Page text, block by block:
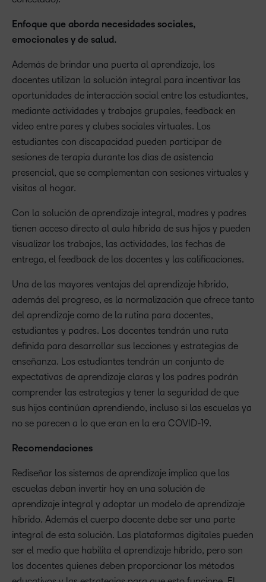
Enfoque que aborda necesidades sociales,
emocionales y de salud.
Además de brindar una puerta al aprendizaje, los
docentes utilizan la solución integral para incentivar las
oportunidades de interacción social entre los estudiantes,
mediante actividades y trabajos grupales, feedback en
video entre pares y clubes sociales virtuales. Los
estudiantes con discapacidad pueden participar de
sesiones de terapia durante los días de asistencia
presencial, que se complementan con sesiones virtuales y
visitas al hogar.
Con la solución de aprendizaje integral, madres y padres
tienen acceso directo al aula híbrida de sus hijos y pueden
visualizar los trabajos, las actividades, las fechas de
entrega, el feedback de los docentes y las calificaciones.
Una de las mayores ventajas del aprendizaje híbrido,
además del progreso, es la normalización que ofrece tanto
del aprendizaje como de la rutina para docentes,
estudiantes y padres. Los docentes tendrán una ruta
definida para desarrollar sus lecciones y estrategias de
enseñanza. Los estudiantes tendrán un conjunto de
expectativas de aprendizaje claras y los padres podrán
comprender las estrategias y tener la seguridad de que
sus hijos continúan aprendiendo, incluso si las escuelas ya
no se parecen a lo que eran en la era COVID-19.
Recomendaciones
Rediseñar los sistemas de aprendizaje implica que las
escuelas deban invertir hoy en una solución de
aprendizaje integral y adoptar un modelo de aprendizaje
híbrido. Además el cuerpo docente debe ser una parte
integral de esta solución. Las plataformas digitales pueden
ser el medio que habilita el aprendizaje híbrido, pero son
los docentes quienes deben proporcionar los métodos